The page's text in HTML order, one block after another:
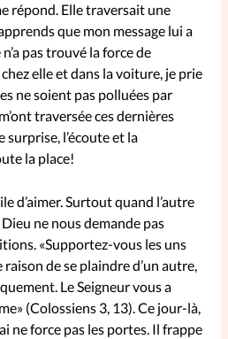
- toutes les
répond. Elle traversait une
que mon message lui a
pas trouvé la force de
elle et dans la voiture, je prie
ne soient pas polluées par
traversée ces dernières
surprise, l’écoute et la
la place!
d’aimer. Surtout quand l’autre
ne nous demande pas
«Supportez-vous les uns
raison de se plaindre d’un autre,
Le Seigneur vous a
(Colossiens 3, 13). Ce jour-là,
ne force pas les portes. Il frappe